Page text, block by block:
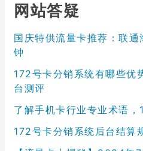
网站答疑
国庆特供流量卡推荐：联
钟
172号卡分销系统有哪些优
台测评
了解手机卡行业专业术语
172号卡分销系统后台结算